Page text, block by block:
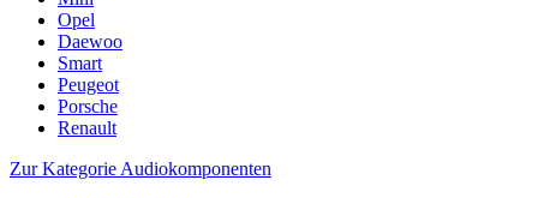
Opel
Daewoo
Smart
Peugeot
Porsche
Renault
Zur Kategorie Audiokomponenten